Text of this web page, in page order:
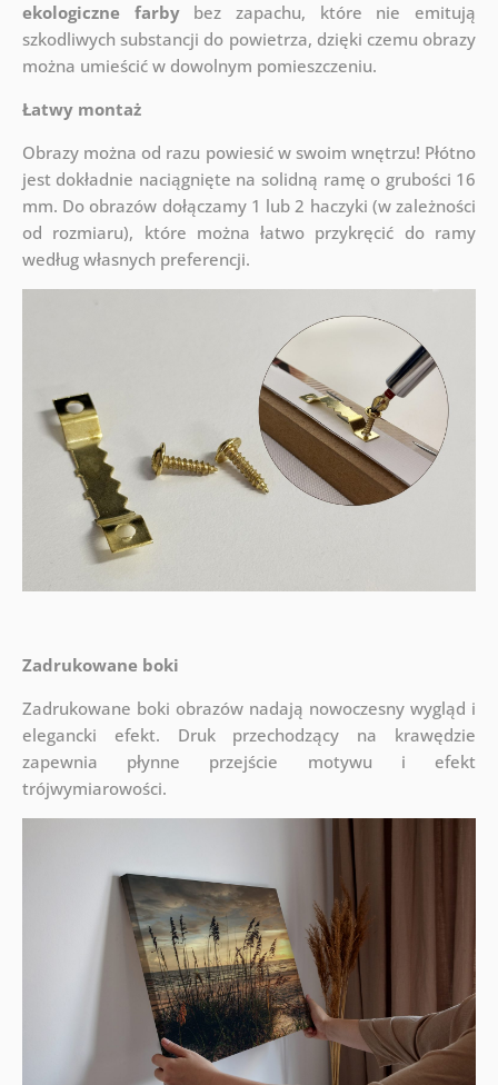
ekologiczne farbybez zapachu, które nie emitują
szkodliwych substancji do powietrza, dzięki czemu obrazy
można umieścić w dowolnym pomieszczeniu.
Łatwy montaż
Obrazy można od razu powiesić w swoim wnętrzu! Płótno
jest dokładnie naciągnięte na solidną ramę o grubości 16
mm. Do obrazów dołączamy 1 lub 2 haczyki (w zależności
od rozmiaru), które można łatwo przykręcić do ramy
według własnych preferencji.
Zadrukowane boki
Zadrukowane boki obrazów nadają nowoczesny wygląd i
elegancki efekt. Druk przechodzący na krawędzie
zapewnia płynne przejście motywu i efekt
trójwymiarowości.